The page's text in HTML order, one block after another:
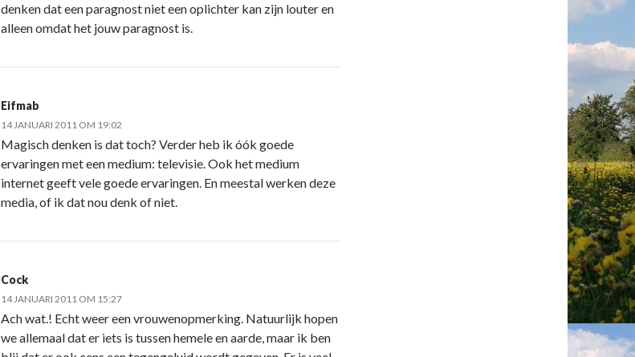
denken dat een paragnost niet een oplichter kan zijn louter en
alleen omdat het jouw paragnost is.
Eifmab
14 JANUARI 2011 OM 19:02
Magisch denken is dat toch? Verder heb ik óók goede
ervaringen met een medium: televisie. Ook het medium
internet geeft vele goede ervaringen. En meestal werken deze
media, of ik dat nou denk of niet.
Cock
14 JANUARI 2011 OM 15:27
Ach wat.! Echt weer een vrouwenopmerking. Natuurlijk hopen
we allemaal dat er iets is tussen hemele en aarde, maar ik ben